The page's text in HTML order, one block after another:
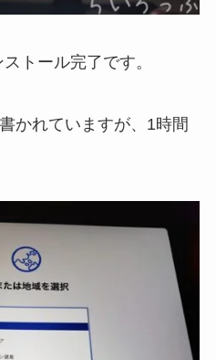
トール完了です。
かれていますが、1時間